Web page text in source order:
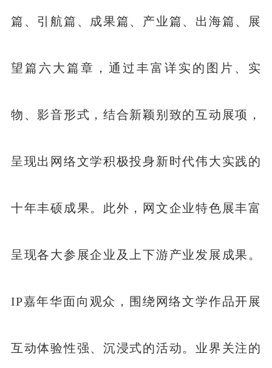
篇、引航篇、成果篇、产业篇、出海篇、展
望篇六大篇章，通过丰富详实的图片、实
物、影音形式，结合新颖别致的互动展项，
呈现出网络文学积极投身新时代伟大实践的
十年丰硕成果。此外，网文企业特色展丰富
呈现各大参展企业及上下游产业发展成果。
IP嘉年华面向观众，围绕网络文学作品开展
互动体验性强、沉浸式的活动。业界关注的